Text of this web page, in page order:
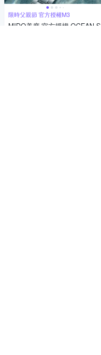
限時父親節 官方授權M3
MIDO美度 官方授權 OCEAN S